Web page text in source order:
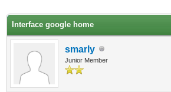
Interface google home
smarly
Junior Member